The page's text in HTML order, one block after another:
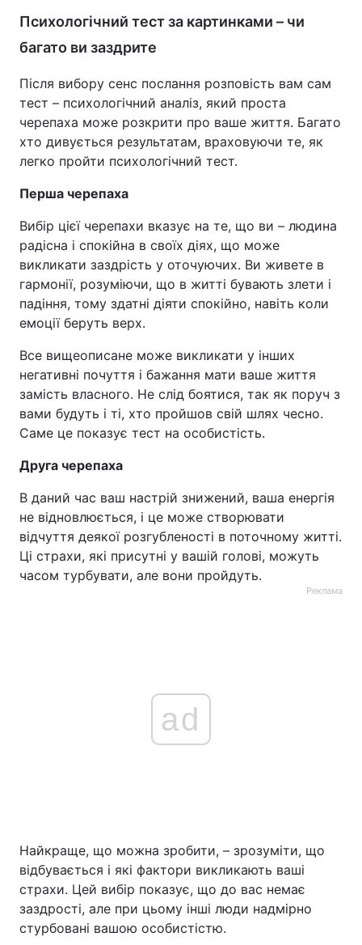
Психологічний тест за картинками – чи
багато ви заздрите
Після вибору сенс послання розповість вам сам
тест – психологічний аналіз, який проста
черепаха може розкрити про ваше життя. Багато
хто дивується результатам, враховуючи те, як
легко пройти психологічний тест.
Перша черепаха
Вибір цієї черепахи вказує на те, що ви – людина
радісна і спокійна в своїх діях, що може
викликати заздрість у оточуючих. Ви живете в
гармонії, розуміючи, що в житті бувають злети і
падіння, тому здатні діяти спокійно, навіть коли
емоції беруть верх.
Все вищеописане може викликати у інших
негативні почуття і бажання мати ваше життя
замість власного. Не слід боятися, так як поруч з
вами будуть і ті, хто пройшов свій шлях чесно.
Саме це показує тест на особистість.
Друга черепаха
В даний час ваш настрій знижений, ваша енергія
не відновлюється, і це може створювати
відчуття деякої розгубленості в поточному житті.
Ці страхи, які присутні у вашій голові, можуть
часом турбувати, але вони пройдуть.
Реклама
ad
Найкраще, що можна зробити, – зрозуміти, що
відбувається і які фактори викликають ваші
страхи. Цей вибір показує, що до вас немає
заздрості, але при цьому інші люди надмірно
стурбовані вашою особистістю.